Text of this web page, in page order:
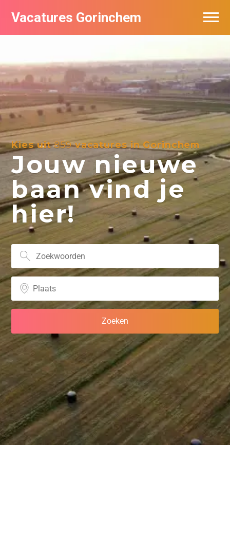
Vacatures Gorinchem
Kies uit859vacatures in Gorinchem
Jouw nieuwe
baan vind je
hier!
Vacatures bij bedrijven in Gorinchem
De populairste vacatures in Gorinchem
Nieuwsbrief feed